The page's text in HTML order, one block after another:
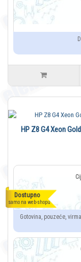
Dostupno
samo na web-shopu
HP Z8 G4 Xeon
Gotovina, pouzeće,